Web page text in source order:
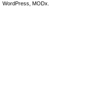
WordPress, MODx.